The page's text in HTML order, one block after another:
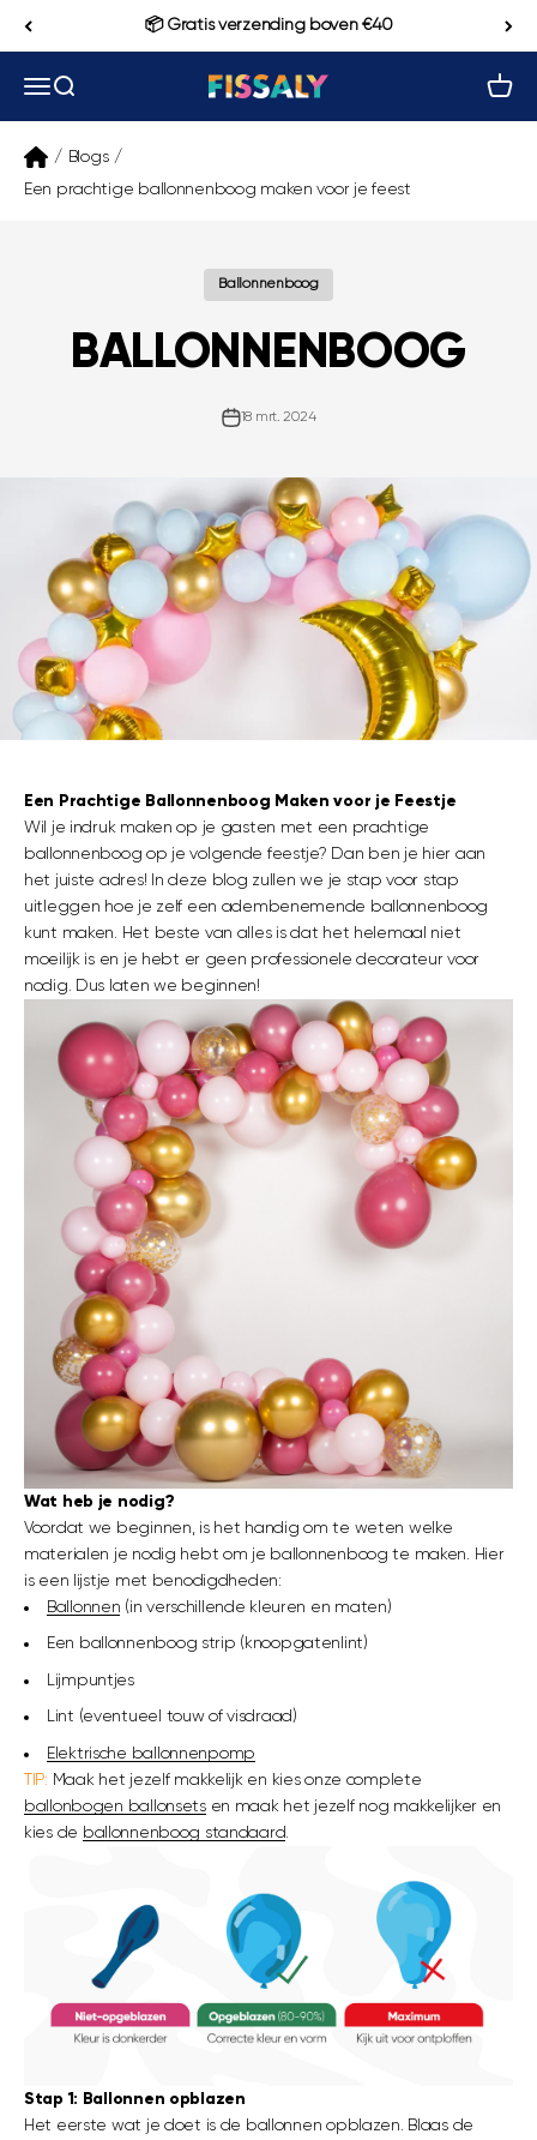
📦 Gratis verzending boven €40
Navigatiemenu openen
Zoeken openen Fissaly
/ Blogs /
Een prachtige ballonnenboog maken voor je feest
Ballonnenboog
BALLONNENBOOG
18 mrt. 2024
Een Prachtige Ballonnenboog Maken voor je Feestje
Wil je indruk maken op je gasten met een prachtige
ballonnenboog op je volgende feestje? Dan ben je hier aan
het juiste adres! In deze blog zullen we je stap voor stap
uitleggen hoe je zelf een adembenemende ballonnenboog
kunt maken. Het beste van alles is dat het helemaal niet
moeilijk is en je hebt er geen professionele decorateur voor
nodig. Dus laten we beginnen!
Wat heb je nodig?
Voordat we beginnen, is het handig om te weten welke
materialen je nodig hebt om je ballonnenboog te maken. Hier
is een lijstje met benodigdheden:
Ballonnen (in verschillende kleuren en maten)
Een ballonnenboog strip (knoopgatenlint)
Lijmpuntjes
Lint (eventueel touw of visdraad)
Elektrische ballonnenpomp
TIP: Maak het jezelf makkelijk en kies onze complete
ballonbogen ballonsets en maak het jezelf nog makkelijker en
kies de ballonnenboog standaard
Stap 1: Ballonnen opblazen
Het eerste wat je doet is de ballonnen opblazen. Blaas de